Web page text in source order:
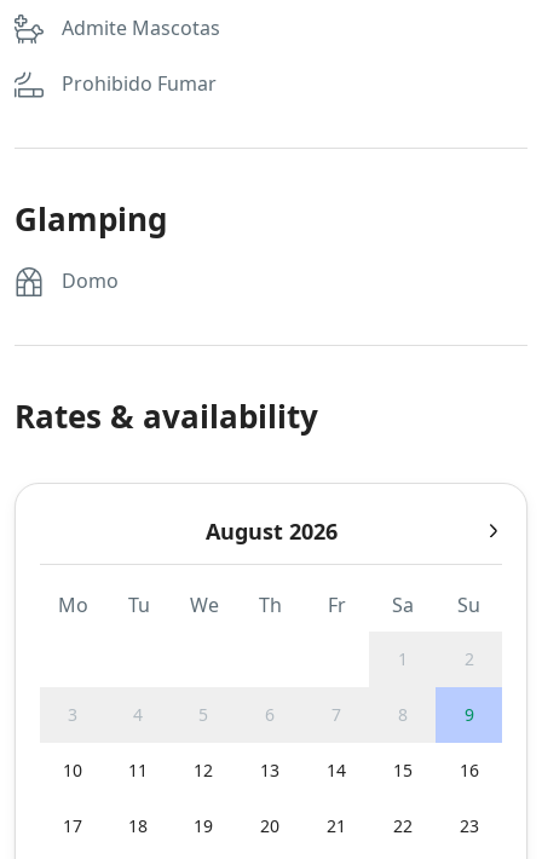
Admite Mascotas
Prohibido Fumar
Glamping
Domo
Rates & availability
August 2026
Mo Tu We Th Fr Sa Su
1 2
3 4 5 6 7 8 9
10 11 12 13 14 15 16
17 18 19 20 21 22 23